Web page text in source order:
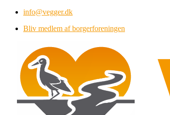
Videre
indhold
info@vegger.dk
Bliv medlem af borgerforeningen